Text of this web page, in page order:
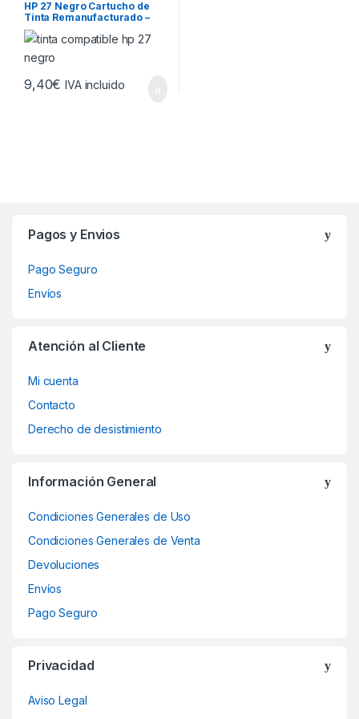
HP 27 Negro Cartucho de
Tinta Remanufacturado –
Reemplaza C8727AE
9,40€ IVA incluido
Pagos y Envios
Pago Seguro
Envíos
Atención al Cliente
Mi cuenta
Contacto
Derecho de desistimiento
Información General
Condiciones Generales de Uso
Condiciones Generales de Venta
Devoluciones
Envíos
Pago Seguro
Privacidad
Aviso Legal